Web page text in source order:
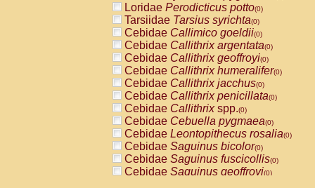
Loridae Perodicticus potto(0)
Tarsiidae Tarsius syrichta(0)
Cebidae Callimico goeldii(0)
Cebidae Callithrix argentata(0)
Cebidae Callithrix geoffroyi(0)
Cebidae Callithrix humeralifer(0)
Cebidae Callithrix jacchus(0)
Cebidae Callithrix penicillata(0)
Cebidae Callithrixspp.(0)
Cebidae Cebuella pygmaea(0)
Cebidae Leontopithecus rosalia(0)
Cebidae Saguinus bicolor(0)
Cebidae Saguinus fuscicollis(0)
Cebidae Saguinus geoffroyi(0)